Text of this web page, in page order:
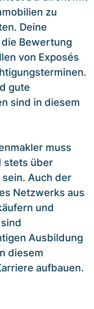
zu
Deine
Bewertung
von Exposés
gute
sind in diesem
muss
stets über
Auch der
Netzwerks aus
und
Ausbildung
diesem
aufbauen.